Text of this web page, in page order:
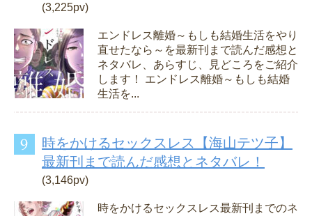
(3,225pv)
エンドレス離婚～もしも結婚生活をやり
直せたなら～を最新刊まで読んだ感想と
ネタバレ、あらすじ、見どころをご紹介
します！ エンドレス離婚～もしも結婚
生活を...
時をかけるセックスレス【海山テツ子】
最新刊まで読んだ感想とネタバレ！
(3,146pv)
時をかけるセックスレス最新刊までのネ